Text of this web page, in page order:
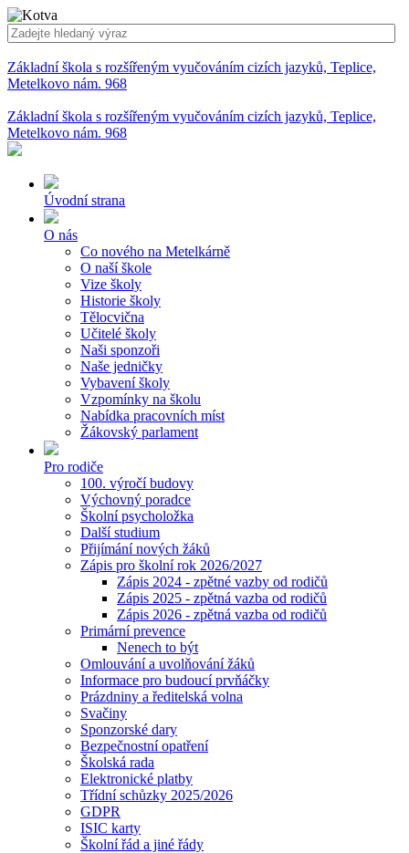
Základní škola s rozšířeným vyučováním cizích jazyků, Teplice,
Metelkovo nám. 968
Základní škola s rozšířeným vyučováním cizích jazyků, Teplice,
Metelkovo nám. 968
Úvodní strana
O nás
Co nového na Metelkárně
O naší škole
Vize školy
Historie školy
Tělocvična
Učitelé školy
Naši sponzoři
Naše jedničky
Vybavení školy
Vzpomínky na školu
Nabídka pracovních míst
Žákovský parlament
Pro rodiče
100. výročí budovy
Výchovný poradce
Školní psycholožka
Další studium
Přijímání nových žáků
Zápis pro školní rok 2026/2027
Zápis 2024 - zpětné vazby od rodičů
Zápis 2025 - zpětná vazba od rodičů
Zápis 2026 - zpětná vazba od rodičů
Primární prevence
Nenech to být
Omlouvání a uvolňování žáků
Informace pro budoucí prvňáčky
Prázdniny a ředitelská volna
Svačiny
Sponzorské dary
Bezpečnostní opatření
Školská rada
Elektronické platby
Třídní schůzky 2025/2026
GDPR
ISIC karty
Školní řád a jiné řády